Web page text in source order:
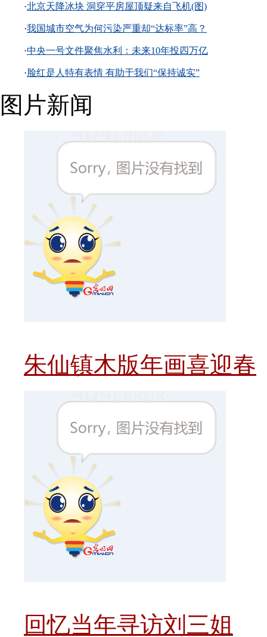
·北京天降冰块 洞穿平房屋顶疑来自飞机(图)
·我国城市空气为何污染严重却“达标率”高？
·中央一号文件聚焦水利：未来10年投四万亿
·脸红是人特有表情 有助于我们“保持诚实”
图片新闻
朱仙镇木版年画喜迎春
回忆当年寻访刘三姐